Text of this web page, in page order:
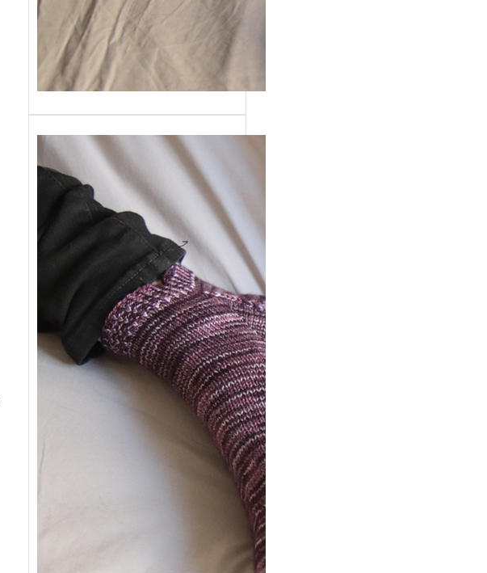
{Tricot} Le défi 2026 :
Je tricote mes
socquettes
C’est la 4ème année
consécutive que
j’organise un défi de…